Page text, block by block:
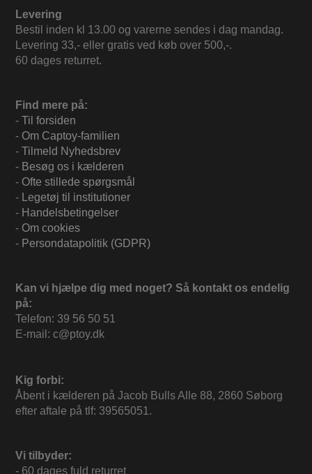
Levering
Bestil inden kl 13.00 og varerne sendes i dag mandag.
Levering 33,- eller gratis ved køb over 500,-.
60 dages returret.
Find mere på:
- Til forsiden
- Om Captoy-familien
- Tilmeld Nyhedsbrev
- Besøg os i kælderen
- Ofte stillede spørgsmål
- Legetøj til institutioner
- Handelsbetingelser
- Om cookies
- Persondatapolitik (GDPR)
Kan vi hjælpe dig med noget? Så kontakt os endelig
på:
Telefon: 39 56 50 51
E-mail: c@ptoy.dk
Kig forbi:
Åbent i kælderen på Jacob Bulls Alle 88, 2860 Søborg
efter aftale på tlf: 39565051.
Vi tilbyder:
- 60 dages fuld returret